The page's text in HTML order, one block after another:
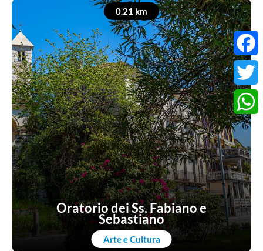
Twitter
0.21 km
Arte e Cultura
Oratorio dei Ss. Fabiano e
Sebastiano